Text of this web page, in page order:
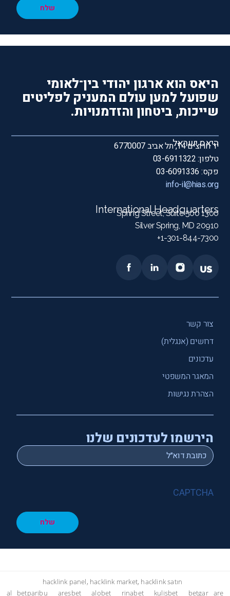
שלח
היאס הוא ארגון יהודי בין־לאומי
שפועל למען עולם המעניק לפליטים
שייכות, ביטחון והזדמנויות.
היאס ישראל
יד חרוצים 14, תל אביב 6770007
טלפון: 03-6911322
פקס: 03-6091336
info-il@hias.org
International Headquarters
1300 Spring Street, Suite 500
Silver Spring, MD 20910
1-301-844-7300+
צור קשר
דרושים (אנגלית)
עדכונים
המאגר המשפטי
הצהרת נגישות
הירשמו לעדכונים שלנו
Email
*
CAPTCHA
שלח
hacklink panel, hacklink market, hacklink satın
al
betparibu aresbet alobet rinabet kulisbet betgar are